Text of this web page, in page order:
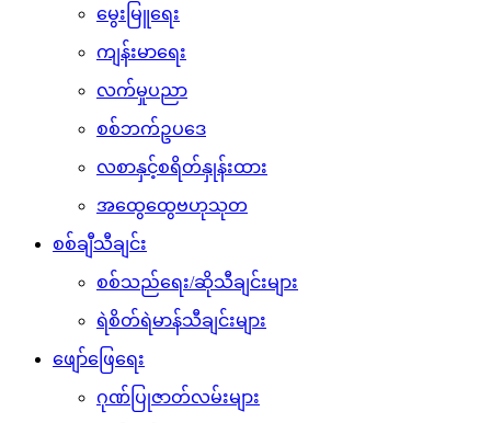
မွေးမြူရေး
ကျန်းမာရေး
လက်မှုပညာ
စစ်ဘက်ဥပဒေ
လစာနှင့်စရိတ်နှုန်းထား
အထွေထွေဗဟုသုတ
စစ်ချီသီချင်း
စစ်သည်ရေး/ဆိုသီချင်းများ
ရဲစိတ်ရဲမာန်သီချင်းများ
ဖျော်ဖြေရေး
ဂုဏ်ပြုဇာတ်လမ်းများ